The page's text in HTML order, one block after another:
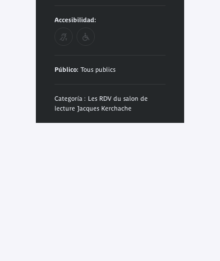
Accesibilidad:
Público: Tous publics
Categoría : Les RDV du salon de
lecture Jacques Kerchache